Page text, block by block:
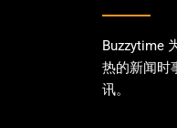
Buzzytime
热的新闻时
讯。